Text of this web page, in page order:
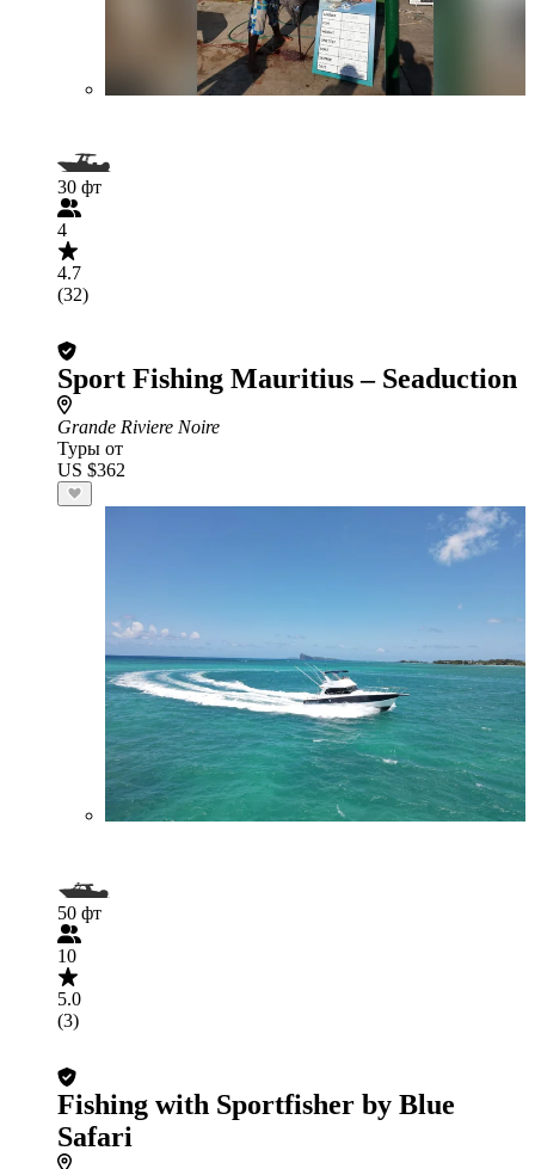
30 фт
4
4.7
(32)
Sport Fishing Mauritius – Seaduction
Grande Riviere Noire
Туры от
US $362
50 фт
10
5.0
(3)
Fishing with Sportfisher by Blue
Safari